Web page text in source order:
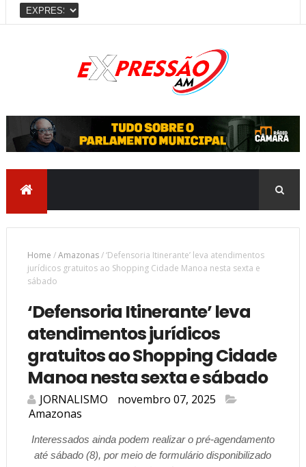
Home /Amazonas/‘Defensoria Itinerante’ leva atendimentos
jurídicos gratuitos ao Shopping Cidade Manoa nesta sexta e
sábado
‘Defensoria Itinerante’ leva
atendimentos jurídicos
gratuitos ao Shopping Cidade
Manoa nesta sexta e sábado
JORNALISMO
novembro 07, 2025
Amazonas
Interessados ainda podem realizar o pré-agendamento
até sábado (8), por meio de formulário disponibilizado